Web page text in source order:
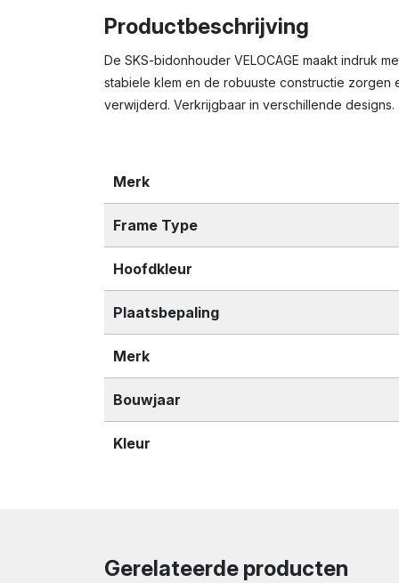
Productbeschrijving
De SKS-bidonhouder VELOCAGE maakt indruk
stabiele klem en de robuuste constructie
verwijderd. Verkrijgbaar in verschillende designs.
Merk
Frame Type
Hoofdkleur
Plaatsbepaling
Merk
Bouwjaar
Kleur
Gerelateerde producten